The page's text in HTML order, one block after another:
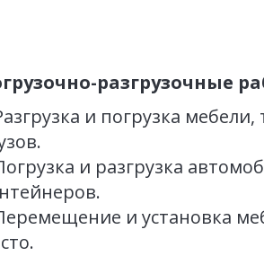
разгрузочные
и погрузка
и разгрузка
и установка